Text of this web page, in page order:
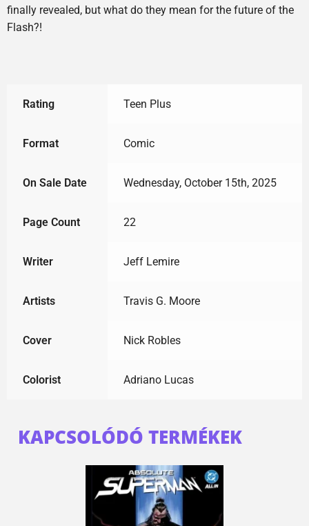
finally revealed, but what do they mean for the future of the
Flash?!
Rating Teen Plus
Format Comic
On Sale Date Wednesday, October 15th, 2025
Page Count 22
Writer Jeff Lemire
Artists Travis G. Moore
Cover Nick Robles
Colorist Adriano Lucas
KAPCSOLÓDÓ TERMÉKEK